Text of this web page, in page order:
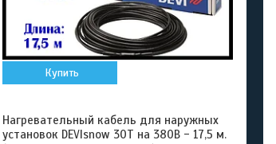
Купить
Нагревательный кабель для наружных
установок DEVIsnow 30T на 380В - 17,5 м.